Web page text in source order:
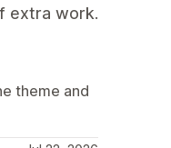
extra work.
theme and